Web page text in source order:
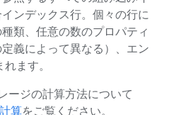
ンデックス行。個々の行に
類、任意の数のプロパティ
義によって異なる）、エン
ます。
ージの計算方法について
算をご覧ください。